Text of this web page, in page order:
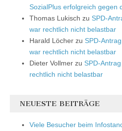
SozialPlus erfolgreich gegen
Thomas Lukisch zu SPD-
war rechtlich nicht belastbar
Harald Löcher zu SPD-
war rechtlich nicht belastbar
Dieter Vollmer zu SPD-
rechtlich nicht belastbar
NEUESTE BEITRÄGE
Viele Besucher beim